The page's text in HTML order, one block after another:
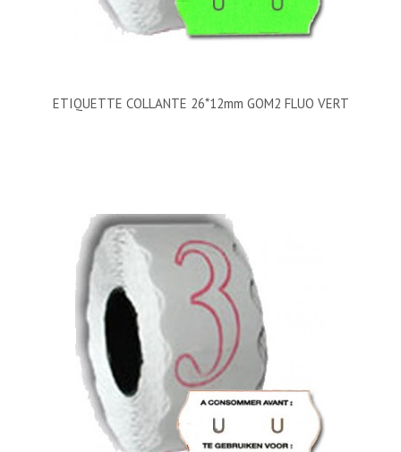
ETIQUETTE COLLANTE 26*12mm GOM2 FLUO VERT